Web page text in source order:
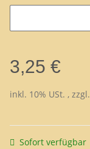
3,25 €
inkl. 10% USt. , zzgl.
Sofort verfügbar